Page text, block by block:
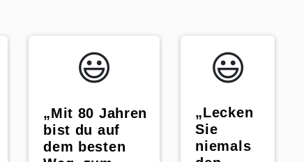
😃️
„Mit 80 Jahren
bist du auf
dem besten
😃️
„Lecken
Sie
niemals